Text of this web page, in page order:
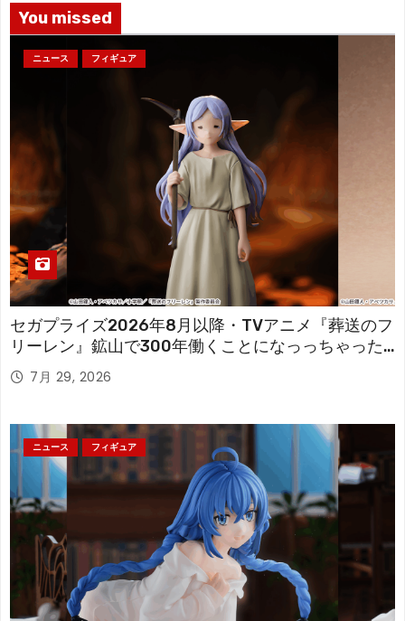
You missed
ニュース フィギュア
セガプライズ2026年8月以降・TVアニメ『葬送のフ
リーレン』鉱山で300年働くことになっっちゃった
「フリーレン」を立体化！
7月 29, 2026
ニュース フィギュア